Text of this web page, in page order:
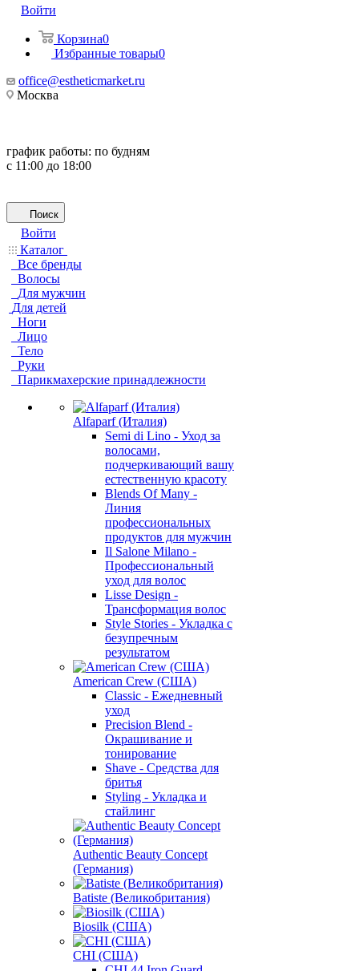
Войти
Корзина0
Избранные товары0
office@estheticmarket.ru
Москва
график работы: по будням
с 11:00 до 18:00
Поиск
Войти
Каталог
Все бренды
Волосы
Для мужчин
Для детей
Ноги
Лицо
Тело
Руки
Парикмахерские принадлежности
Alfaparf (Италия)
Semi di Lino - Уход за
волосами,
подчеркивающий вашу
естественную красоту
Blends Of Many -
Линия
профессиональных
продуктов для мужчин
Il Salone Milano -
Профессиональный
уход для волос
Lisse Design -
Трансформация волос
Style Stories - Укладка с
безупречным
результатом
American Crew (США)
Classic - Ежедневный
уход
Precision Blend -
Окрашивание и
тонирование
Shave - Средства для
бритья
Styling - Укладка и
стайлинг
Authentic Beauty Concept
(Германия)
Batiste (Великобритания)
Biosilk (США)
CHI (США)